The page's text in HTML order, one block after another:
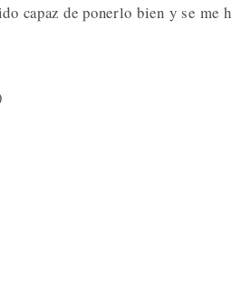
capaz de ponerlo bien y se me